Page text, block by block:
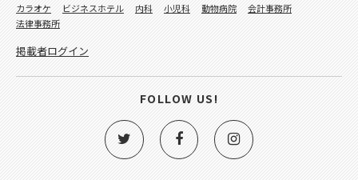
カラオケ
ビジネスホテル 内科 小児科 動物病院
会計事務所
法律事務所
掲載者ログイン
FOLLOW US!